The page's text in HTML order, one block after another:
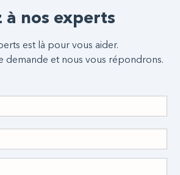
à nos experts
est là pour vous aider.
demande et nous vous répondrons.